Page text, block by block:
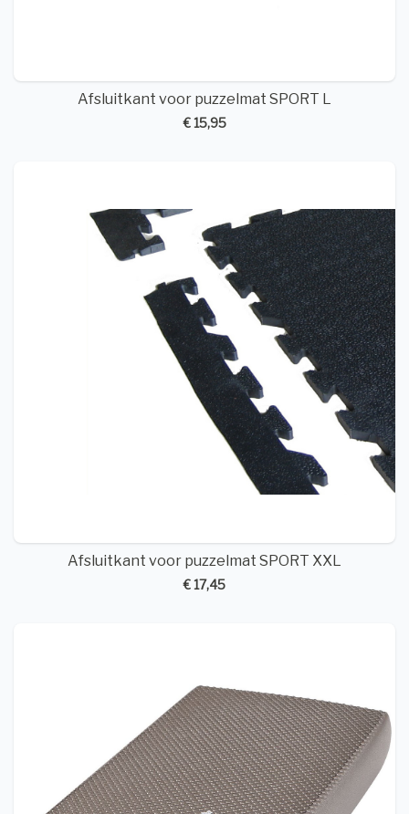
Afsluitkant voor puzzelmat SPORT L
€ 15,95
Afsluitkant voor puzzelmat SPORT XXL
€ 17,45